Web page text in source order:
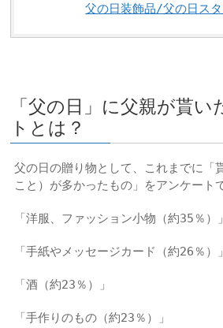
父の日装飾品/父の日ス
「父の日」に父親が貰い
トとは？
父の日の贈り物として、これまでに「
こと）が多かったもの」をアンケート
「洋服、ファッション小物（約35％）」
「手紙やメッセージカード（約26％）」
「酒（約23％）」
「手作りのもの（約23％）」